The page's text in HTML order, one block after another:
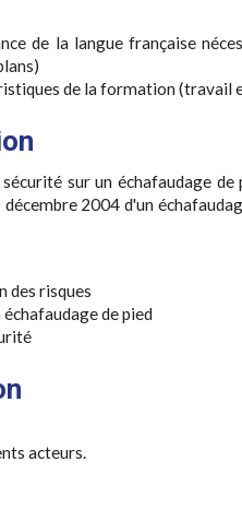
de la langue française
de la formation (travail
sur un échafaudage
2004 d'un
des risques
de pied
acteurs.